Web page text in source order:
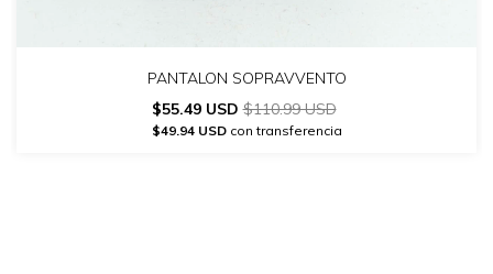
PANTALON SOPRAVVENTO
$55.49 USD$110.99 USD
$49.94 USDcon transferencia